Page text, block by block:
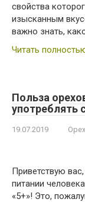
свойства
изысканным
важно знать,
Читать
Польза
употреблять
19.07.2019
Приветствую
питании
«5+»! Это,